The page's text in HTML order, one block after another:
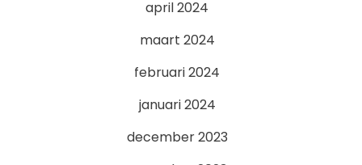
april 2024
maart 2024
februari 2024
januari 2024
december 2023